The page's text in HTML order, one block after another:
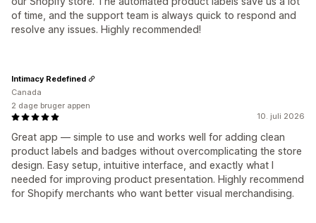
of time, and the support team is always quick to respond and
resolve any issues. Highly recommended!
10. juli 2026
Great app — simple to use and works well for adding clean
product labels and badges without overcomplicating the store
design. Easy setup, intuitive interface, and exactly what I
needed for improving product presentation. Highly recommend
for Shopify merchants who want better visual merchandising.
Intimacy Redefined
Canada
2 dage bruger appen